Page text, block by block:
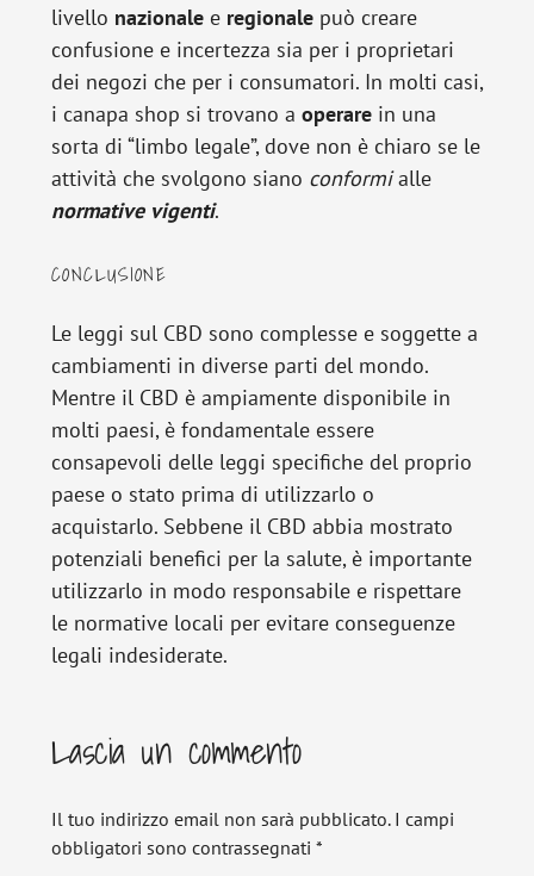
livello nazionalee regionalepuò creare
confusione e incertezza sia per i proprietari
dei negozi che per i consumatori. In molti casi,
i canapa shop si trovano a operarein una
sorta di “limbo legale”, dove non è chiaro se le
attività che svolgono siano conformialle
normative vigenti.
CONCLUSIONE
Le leggi sul CBD sono complesse e soggette a
cambiamenti in diverse parti del mondo.
Mentre il CBD è ampiamente disponibile in
molti paesi, è fondamentale essere
consapevoli delle leggi specifiche del proprio
paese o stato prima di utilizzarlo o
acquistarlo. Sebbene il CBD abbia mostrato
potenziali benefici per la salute, è importante
utilizzarlo in modo responsabile e rispettare
le normative locali per evitare conseguenze
legali indesiderate.
Interazioni
del
lettore
Lascia un commento
Il tuo indirizzo email non sarà pubblicato. I campi
obbligatori sono contrassegnati *